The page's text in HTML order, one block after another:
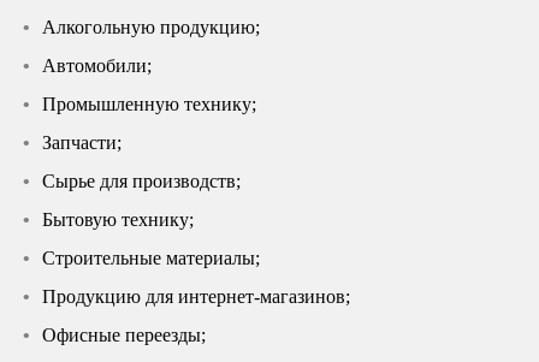
Алкогольную продукцию;
Автомобили;
Промышленную технику;
Запчасти;
Сырье для производств;
Бытовую технику;
Строительные материалы;
Продукцию для интернет-магазинов;
Офисные переезды;